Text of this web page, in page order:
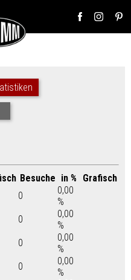
Besuche in %
Grafisch
0
0,00
%
0
0,00
%
0
0,00
%
0
0,00
%